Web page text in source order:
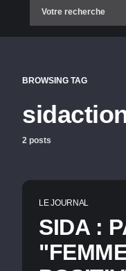
BROWSING TAG
2 posts
LE JOURNAL
SIDA :